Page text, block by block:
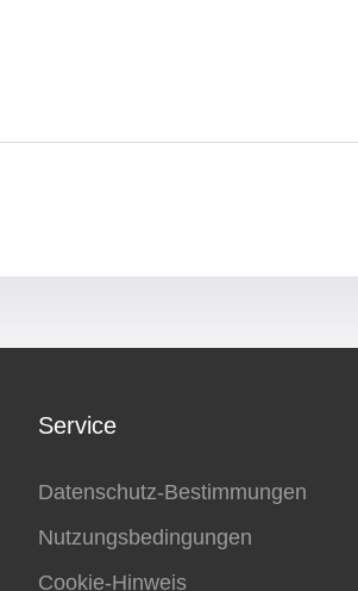
Service
Datenschutz-Bestimmungen
Nutzungsbedingungen
Cookie-Hinweis